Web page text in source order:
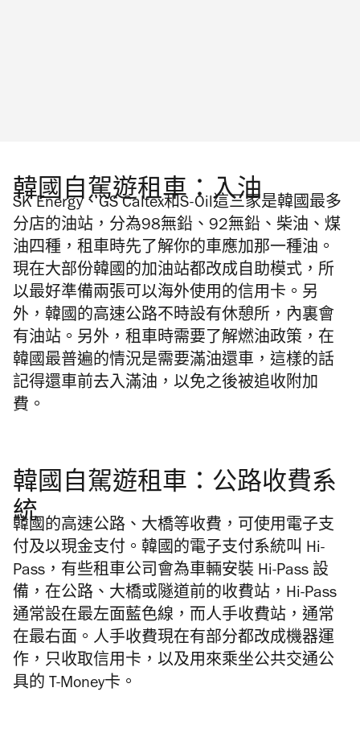
韓國自駕遊租車：入油
SK Energy、GS Caltex和S-Oil這三家是韓國最多
分店的油站，分為98無鉛、92無鉛、柴油、煤
油四種，租車時先了解你的車應加那一種油。
現在大部份韓國的加油站都改成自助模式，所
以最好準備兩張可以海外使用的信用卡。另
外，韓國的高速公路不時設有休憩所，內裏會
有油站。另外，租車時需要了解燃油政策，在
韓國最普遍的情況是需要滿油還車，這樣的話
記得還車前去入滿油，以免之後被追收附加
費。
韓國自駕遊租車：公路收費系
統
韓國的高速公路、大橋等收費，可使用電子支
付及以現金支付。韓國的電子支付系統叫 Hi-
Pass，有些租車公司會為車輛安裝 Hi-Pass 設
備，在公路、大橋或隧道前的收費站，Hi-Pass
通常設在最左面藍色線，而人手收費站，通常
在最右面。人手收費現在有部分都改成機器運
作，只收取信用卡，以及用來乘坐公共交通公
具的 T-Money卡。